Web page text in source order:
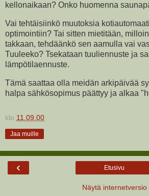
kellonaikaan? Onko huomenna
Vai tehtäisiinkö muutoksia
optimointiin? Tai sitten mietitään,
takkaan, tehdäänkö sen aamulla vai
Tuuleeko? Tsekataan tuuliennuste ja
lämpötilaennuste.
Tämä saattaa olla meidän arkipäivää
halpa sähkösopimus päättyy ja alkaa
klo 11.09.00
Jaa muille
‹ Etusivu
Näytä internetversio